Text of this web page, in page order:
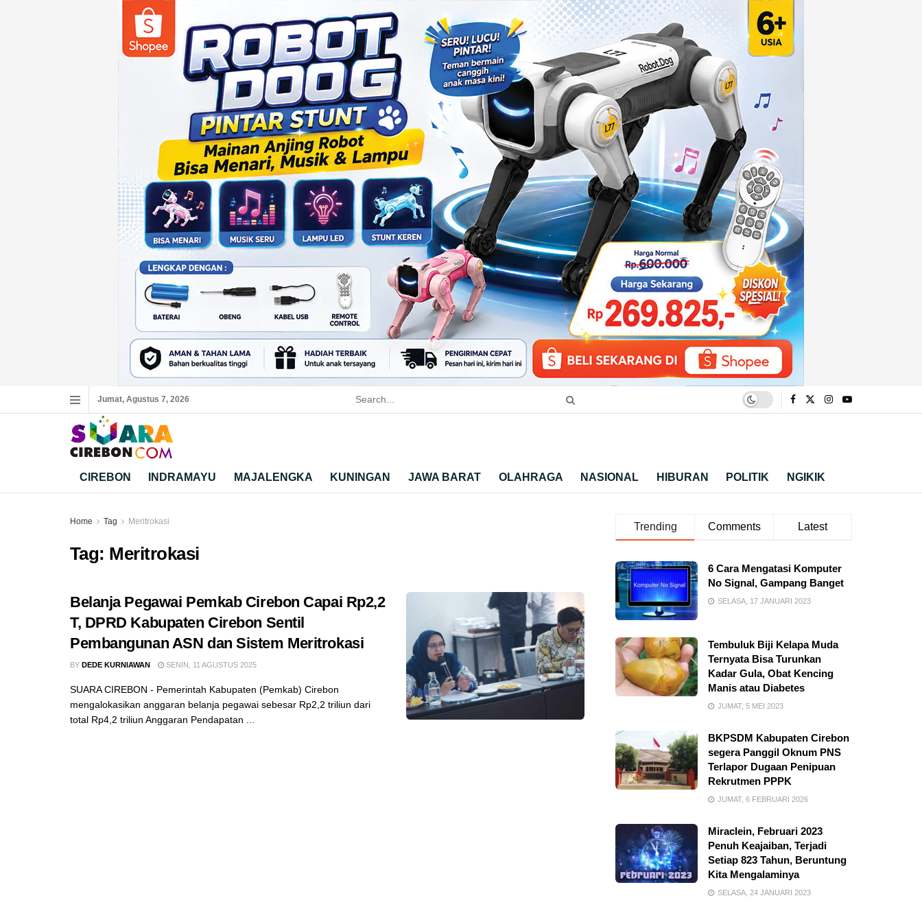
Jumat, Agustus 7, 2026
CIREBON INDRAMAYU MAJALENGKA KUNINGAN JAWA BARAT OLAHRAGA NASIONAL HIBURAN POLITIK NGIKIK
Home Tag Meritrokasi
Tag: Meritrokasi
Belanja Pegawai Pemkab Cirebon Capai Rp2,2
T, DPRD Kabupaten Cirebon Sentil
Pembangunan ASN dan Sistem Meritrokasi
BY DEDE KURNIAWAN SENIN, 11 AGUSTUS 2025
SUARA CIREBON - Pemerintah Kabupaten (Pemkab) Cirebon
mengalokasikan anggaran belanja pegawai sebesar Rp2,2 triliun dari
total Rp4,2 triliun Anggaran Pendapatan ...
Trending Comments Latest
6 Cara Mengatasi Komputer
No Signal, Gampang Banget
SELASA, 17 JANUARI 2023
Tembuluk Biji Kelapa Muda
Ternyata Bisa Turunkan
Kadar Gula, Obat Kencing
Manis atau Diabetes
JUMAT, 5 MEI 2023
BKPSDM Kabupaten Cirebon
segera Panggil Oknum PNS
Terlapor Dugaan Penipuan
Rekrutmen PPPK
JUMAT, 6 FEBRUARI 2026
Miraclein, Februari 2023
Penuh Keajaiban, Terjadi
Setiap 823 Tahun, Beruntung
Kita Mengalaminya
SELASA, 24 JANUARI 2023